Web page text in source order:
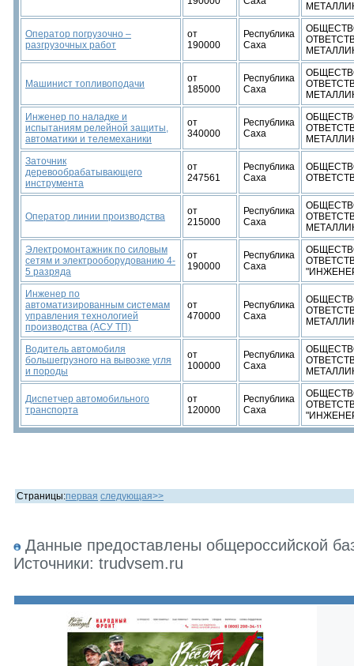
Оператор погрузочно –
разгрузочных работ
от
190000
Республика
Саха
Машинист топливоподачи
от
185000
Республика
Саха
Инженер по наладке и
испытаниям релейной защиты,
автоматики и телемеханики
от
340000
Республика
Саха
Заточник
деревообрабатывающего
инструмента
от
247561
Республика
Саха
Оператор линии производства
от
215000
Республика
Саха
Электромонтажник по силовым
сетям и электрооборудованию 4-
5 разряда
от
190000
Республика
Саха
Инженер по
автоматизированным системам
управления технологией
производства (АСУ ТП)
от
470000
Республика
Саха
Водитель автомобиля
большегрузного на вывозке угля
и породы
от
100000
Республика
Саха
Диспетчер автомобильного
транспорта
от
120000
Республика
Саха
Страницы:первая следующая>>
Данные предоставлены общероссийской
Источники: trudvsem.ru